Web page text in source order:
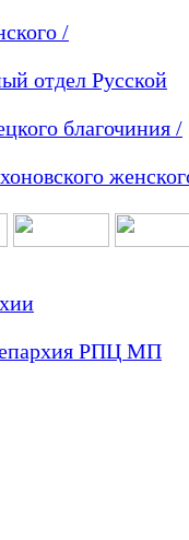
епархия РПЦ МП